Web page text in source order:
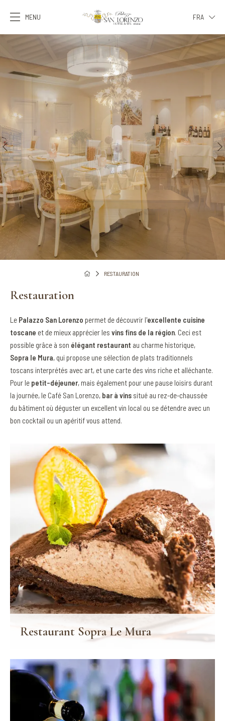
MENU
FRA
ENG
FRA
DEU
RESTAURATION
Restauration
Le Palazzo San Lorenzo permet de découvrir l'excellente cuisine
toscane et de mieux apprécier les vins fins de la région. Ceci est
possible grâce à son élégant restaurant au charme historique,
Sopra le Mura, qui propose une sélection de plats traditionnels
toscans interprétés avec art, et une carte des vins riche et alléchante.
Pour le petit-déjeuner, mais également pour une pause loisirs durant
la journée, le Café San Lorenzo, bar à vins situé au rez-de-chaussée
du bâtiment où déguster un excellent vin local ou se détendre avec un
bon cocktail ou un apéritif vous attend.
Restaurant Sopra Le Mura
en verre de Murano, le restaurant Sopra Le Mura est un lieu
romantique et enveloppant, qui consacre sa cuisine aux
meilleurs plats de la tradition toscane.
EN SAVOIR PLUS